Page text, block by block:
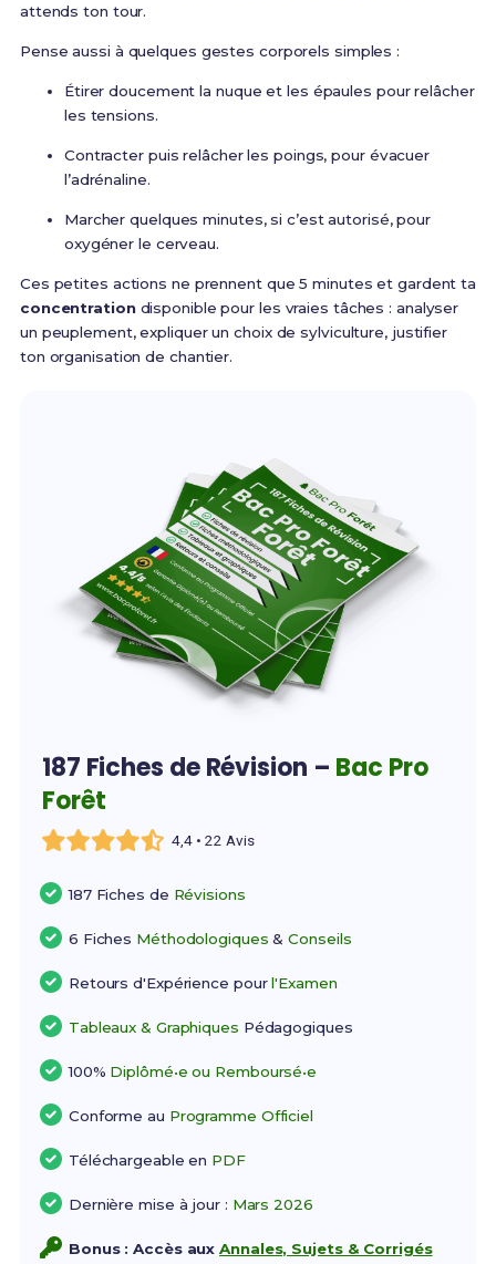
attends ton tour.
Pense aussi à quelques gestes corporels simples :
Étirer doucement la nuque et les épaules pour relâcher
les tensions.
Contracter puis relâcher les poings, pour évacuer
l’adrénaline.
Marcher quelques minutes, si c’est autorisé, pour
oxygéner le cerveau.
Ces petites actions ne prennent que 5 minutes et gardent ta
concentrationdisponible pour les vraies tâches : analyser
un peuplement, expliquer un choix de sylviculture, justifier
ton organisation de chantier.
187 Fiches de Révision – Bac Pro
Forêt
4,4 • 22 Avis
187 Fiches de Révisions
6 Fiches Méthodologiques &Conseils
Retours d'Expérience pourl'Examen
Tableaux & Graphiques Pédagogiques
100% Diplômé•e ou Remboursé•e
Conforme au Programme Officiel
Téléchargeable en PDF
Dernière mise à jour : Mars 2026
Bonus : Accès auxAnnales, Sujets & Corrigés